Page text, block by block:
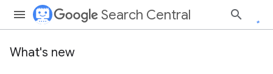
Search Central
What's new